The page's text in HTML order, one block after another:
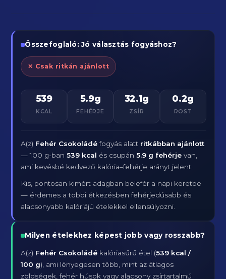
Összefoglaló: Jó választás fogyáshoz?
✕ Csak ritkán ajánlott
539
KCAL
5.9g
FEHÉRJE
32.1g
ZSÍR
0.2g
ROST
A(z) Fehér Csokoládéfogyás alatt ritkábban ajánlott
— 100 g-ban539 kcal és csupán5.9 g fehérje van,
ami kevésbé kedvező kalória–fehérje arányt jelent.
Kis, pontosan kimért adagban belefér a napi keretbe
— érdemes a többi étkezésben fehérjedúsabb és
alacsonyabb kalóriájú ételekkel ellensúlyozni.
Milyen ételekhez képest jobb vagy rosszabb?
A(z) Fehér Csokoládé kalóriasűrű étel (539 kcal /
100 g), ami lényegesen több, mint az átlagos
zöldségek, fehér húsok vagy alacsony zsírtartalmú